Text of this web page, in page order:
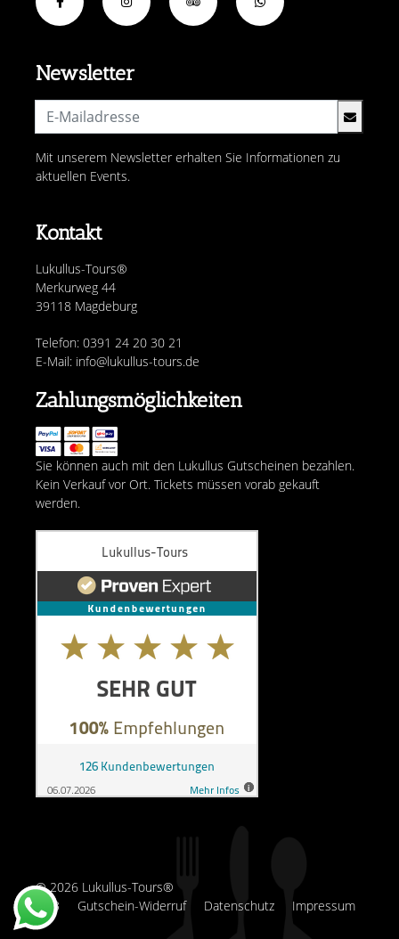
Kontakt
Lukullus-Tours®
Merkurweg 44
39118 Magdeburg
Telefon: 0391 24 20 30 21
E-Mail: info@lukullus-tours.de
Newsletter
Mit unserem Newsletter erhalten Sie Informationen zu
aktuellen Events.
Zahlungsmöglichkeiten
Sie können auch mit den Lukullus Gutscheinen bezahlen.
Kein Verkauf vor Ort. Tickets müssen vorab gekauft
werden.
AGB Gutschein-Widerruf Datenschutz Impressum
© 2026 Lukullus-Tours®